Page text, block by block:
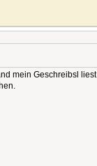
mein Geschreibsl